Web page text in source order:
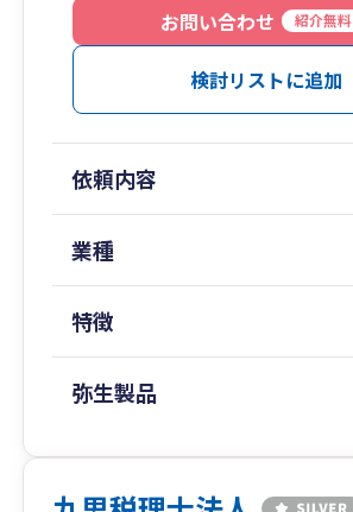
お問い合わせ
紹介無料
検討リストに追加
依頼内容
業種
特徴
弥生製品